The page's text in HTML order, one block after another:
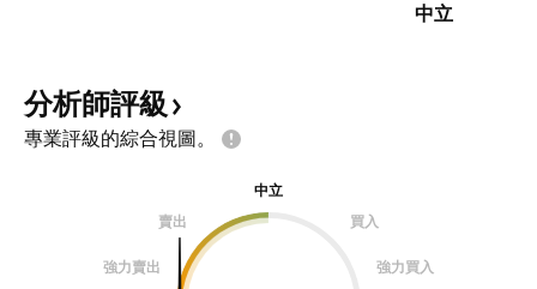
中立
分析師評級
專業評級的綜合視圖。
中立
賣出
買入
強力賣出 強力買入